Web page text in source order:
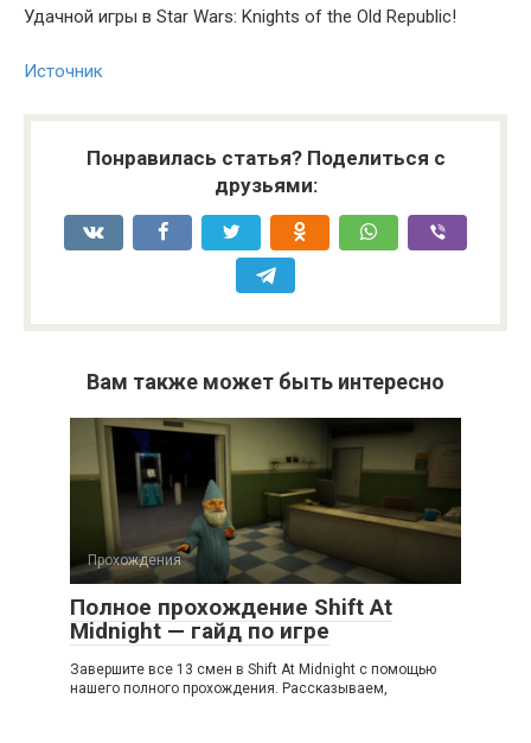
Удачной игры в Star Wars: Knights of the Old Republic!
Источник
Понравилась статья? Поделиться с
друзьями:
Вам также может быть интересно
Прохождения
Полное прохождение Shift At
Midnight — гайд по игре
Завершите все 13 смен в Shift At Midnight с помощью
нашего полного прохождения. Рассказываем,